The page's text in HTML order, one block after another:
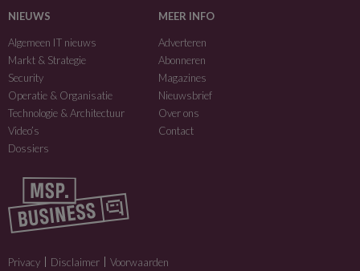
NIEUWS
Algemeen IT nieuws
Markt & Strategie
Security
Operatie & Organisatie
Technologie & Architectuur
Video’s
Dossiers
MEER INFO
Adverteren
Abonneren
Magazines
Nieuwsbrief
Over ons
Contact
Privacy Disclaimer Voorwaarden